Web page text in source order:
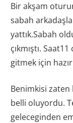
Bir akşam
sabah
yattık.Sabah
çıkmıştı.
gitmek için
Benimkisi zaten
belli oluyordu.
geleceginden